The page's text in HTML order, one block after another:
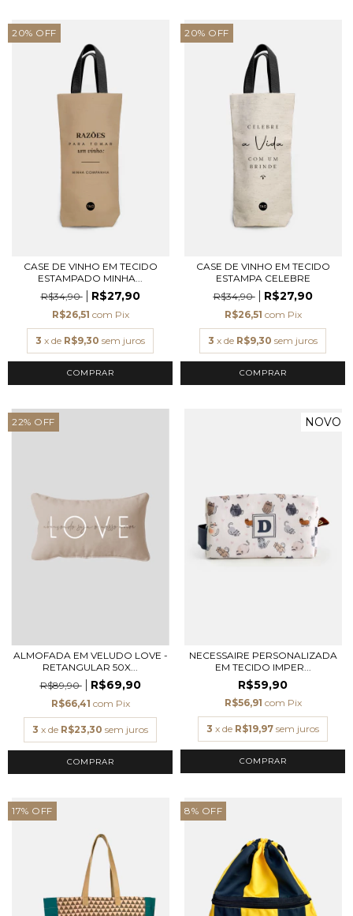
20% OFF
CASE DE VINHO EM TECIDO
ESTAMPADO MINHA...
R$34,90
R$27,90
R$26,51 com Pix
3 x de R$9,30 sem juros
20% OFF
CASE DE VINHO EM TECIDO
ESTAMPA CELEBRE
R$34,90
R$27,90
R$26,51 com Pix
3 x de R$9,30 sem juros
22% OFF
ALMOFADA EM VELUDO LOVE -
RETANGULAR 50X...
R$89,90
R$69,90
R$66,41 com Pix
3 x de R$23,30 sem juros
COMPRAR
NOVO
NECESSAIRE PERSONALIZADA
EM TECIDO IMPER...
R$59,90
R$56,91 com Pix
3 x de R$19,97 sem juros
17% OFF 8% OFF